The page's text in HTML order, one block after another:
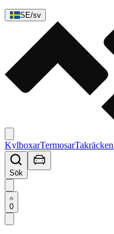
SE/sv
KylboxarTermosarTakräcken
Sök
0